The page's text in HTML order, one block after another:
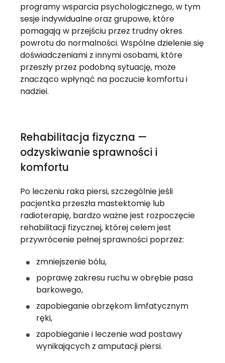
programy wsparcia psychologicznego, w tym
sesje indywidualne oraz grupowe, które
pomagają w przejściu przez trudny okres
powrotu do normalności. Wspólne dzielenie się
doświadczeniami z innymi osobami, które
przeszły przez podobną sytuację, może
znacząco wpłynąć na poczucie komfortu i
nadziei.
Rehabilitacja fizyczna —
odzyskiwanie sprawności i
komfortu
Po leczeniu raka piersi, szczególnie jeśli
pacjentka przeszła mastektomię lub
radioterapię, bardzo ważne jest rozpoczęcie
rehabilitacji fizycznej, której celem jest
przywrócenie pełnej sprawności poprzez:
zmniejszenie bólu,
poprawę zakresu ruchu w obrębie pasa
barkowego,
zapobieganie obrzękom limfatycznym
ręki,
zapobieganie i leczenie wad postawy
wynikających z amputacji piersi.